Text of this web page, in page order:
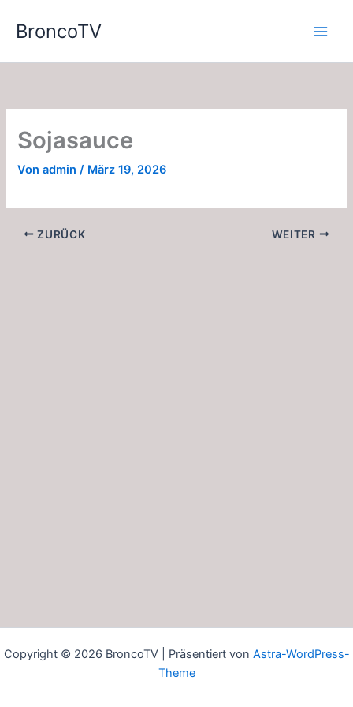
InhaltBroncoTV
Sojasauce
Vonadmin/ März 19, 2026
ZURÜCK WEITER
Copyright © 2026 BroncoTV | Präsentiert von Astra-WordPress-
Theme